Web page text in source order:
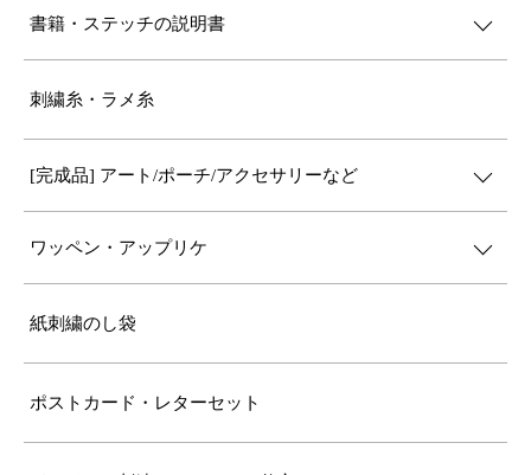
書籍・ステッチの説明書
刺繍糸・ラメ糸
[完成品] アート/ポーチ/アクセサリーなど
ワッペン・アップリケ
紙刺繍のし袋
ポストカード・レターセット